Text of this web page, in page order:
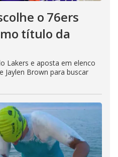
o 76ers
título da
Lakers e aposta em elenco
Jaylen Brown para buscar